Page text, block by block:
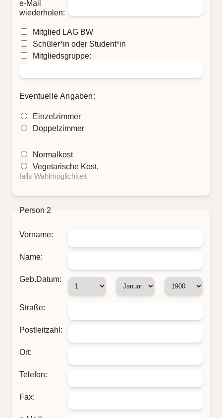
e-Mail
wiederholen:
Mitglied LAG BW
Schüler*in oder Student*in
Mitgliedsgruppe:
Eventuelle Angaben:
Einzelzimmer
Doppelzimmer
Normalkost
Vegetarische Kost,
falls Wahlmöglichkeit
Person 2
Vorname:
Name:
Geb.Datum:
Straße:
Postleitzahl:
Ort:
Telefon:
Fax: